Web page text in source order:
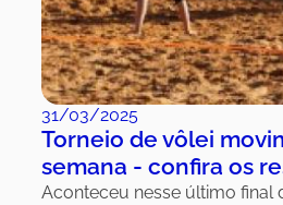
31/03/2025
Torneio de vôlei
semana - confira os
Aconteceu nesse último final